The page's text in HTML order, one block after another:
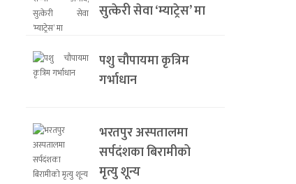
सुत्केरी सेवा ‘म्याट्रेस’ मा
पशु चौपायमा कृत्रिम
गर्भाधान
भरतपुर अस्पतालमा
सर्पदंशका बिरामीको
मृत्यु शून्य